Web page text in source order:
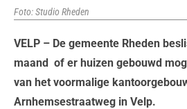
Foto: Studio Rheden
VELP – De gemeente Rheden
maand of er huizen gebouwd
van het voormalige
Arnhemsestraatweg in Velp.